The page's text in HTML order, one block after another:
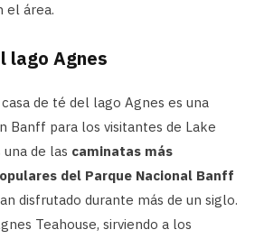
el área.
lago Agnes
de té del lago Agnes es una
Banff para los visitantes de Lake
una de las caminatas más
del Parque Nacional Banff
disfrutado durante más de un siglo.
Teahouse, sirviendo a los